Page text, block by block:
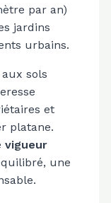
par an)
jardins
urbains.
aux sols
et
platane.
vigueur
une